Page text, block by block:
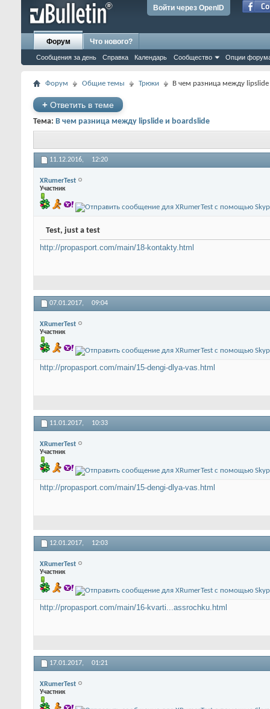
Войти через OpenID
Форум
Сообщения за день Справка Календарь Сообщество Опции
Что нового?
Форум Общие темы Трюки В чем разница между
+ Ответить в теме
Тема: В чем разница между lipslide и boardslide
11.12.2016, 12:20
XRumerTest
Участник
Test, just a test
http://propasport.com/main/18-kontakty.html
07.01.2017, 09:04
XRumerTest
Участник
http://propasport.com/main/15-dengi-dlya-vas.html
11.01.2017, 10:33
XRumerTest
Участник
http://propasport.com/main/15-dengi-dlya-vas.html
12.01.2017, 12:03
XRumerTest
Участник
http://propasport.com/main/16-kvarti...assrochku.html
17.01.2017, 01:21
XRumerTest
Участник